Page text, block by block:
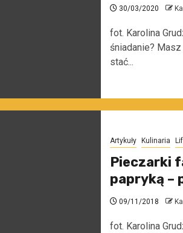
30/03/2020
fot. Karolina
śniadanie?
stać...
Artykuły Kulinaria
Pieczarki
papryką –
09/11/2018
fot. Karolina